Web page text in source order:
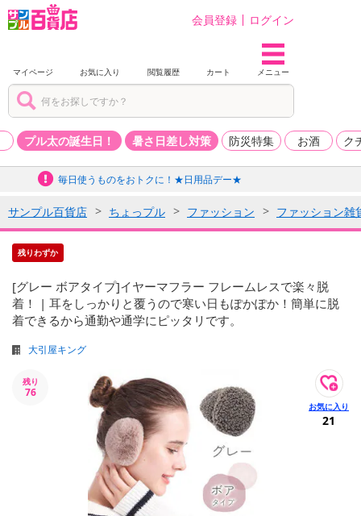
会員登録 ログイン
マイページ お気に入り 閲覧履歴 カート メニュー
プル太の誕生日！ 暑さ日差し対策 防災特集 お酒 ク
毎日使うものをおトクに！★日用品デー★
サンプル百貨店 ちょっプル ファッション ファッション雑
残りわずか
[グレー ボアタイプ]イヤーマフラー フレームレスで楽々脱
着！ | 耳をしっかりと覆うので寒い日もぽかぽか！簡単に脱
着できるから通勤や通学にピッタリです。
大引屋キング
残り
76
21